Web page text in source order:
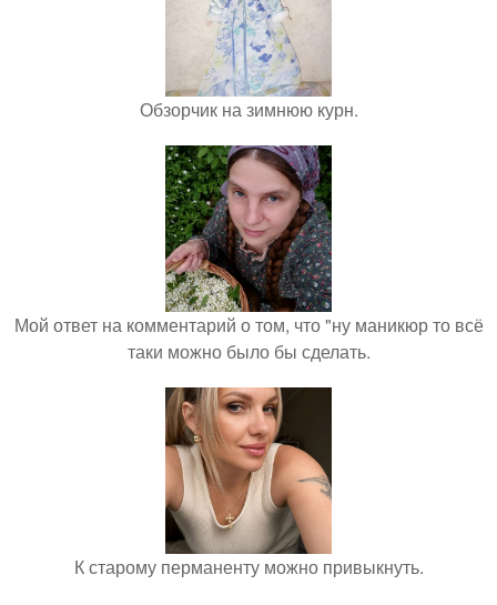
Обзорчик на зимнюю курн.
Мой ответ на комментарий о том, что "ну маникюр то всё
таки можно было бы сделать.
К старому перманенту можно привыкнуть.